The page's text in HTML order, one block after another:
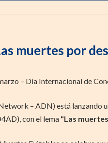
muertes por
– Día Internacional de
– ADN) está lanzando
con el lema "Las